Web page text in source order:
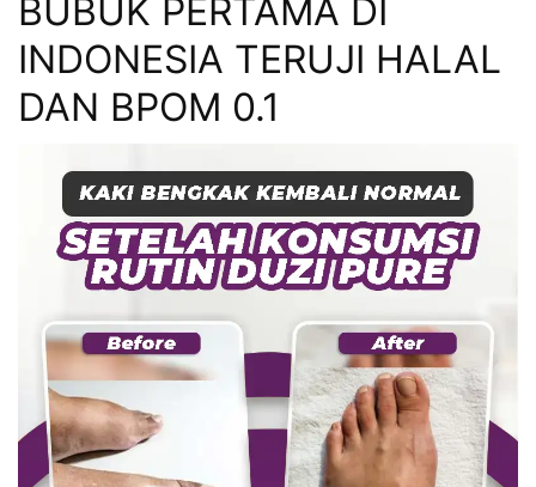
BUBUK PERTAMA DI
INDONESIA TERUJI HALAL
DAN BPOM 0.1